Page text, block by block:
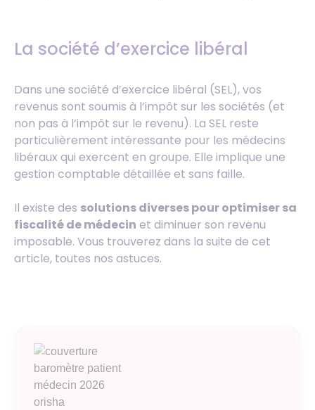
La société d’exercice libéral
Dans une société d’exercice libéral (SEL), vos
revenus sont soumis à l’impôt sur les sociétés (et
non pas à l’impôt sur le revenu). La SEL reste
particulièrement intéressante pour les médecins
libéraux qui exercent en groupe. Elle implique une
gestion comptable détaillée et sans faille.
Il existe des solutions diverses pour optimiser sa
fiscalité de médecin et diminuer son revenu
imposable. Vous trouverez dans la suite de cet
article, toutes nos astuces.